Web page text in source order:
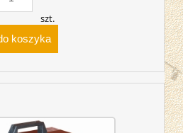
szt.
koszyka